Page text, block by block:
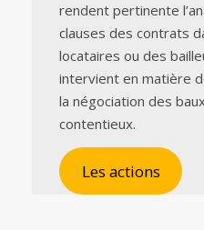
rendent pertinente
clauses des contrats
locataires ou des
intervient en matière
la négociation des
contentieux.
Les actions